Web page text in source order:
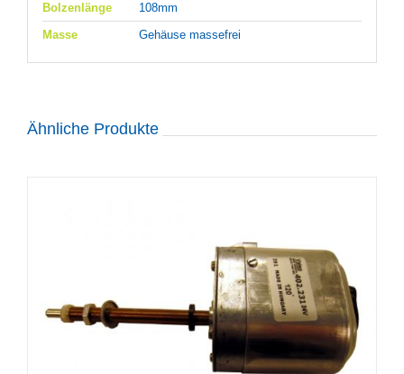
Bolzenlänge
108mm
Masse
Gehäuse massefrei
Ähnliche Produkte